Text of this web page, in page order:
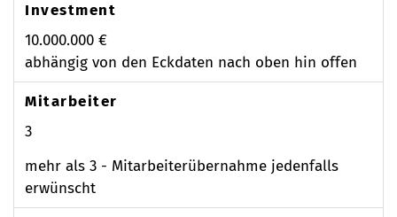
Investment
10.000.000 €
abhängig von den Eckdaten nach oben hin offen
Mitarbeiter
3
mehr als 3 - Mitarbeiterübernahme jedenfalls
erwünscht